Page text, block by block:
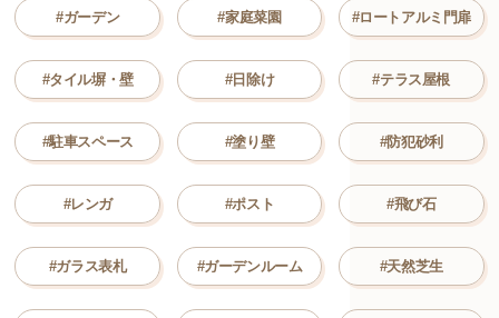
#ガーデン #家庭菜園 #ロートアルミ門扉
#タイル塀・壁 #日除け #テラス屋根
#駐車スペース #塗り壁 #防犯砂利
#レンガ #ポスト #飛び石
#ガラス表札 #ガーデンルーム #天然芝生